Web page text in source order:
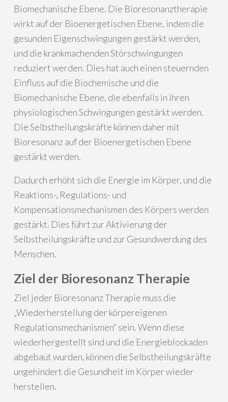
Biomechanische Ebene. Die Bioresonanztherapie
wirkt auf der Bioenergetischen Ebene, indem die
gesunden Eigenschwingungen gestärkt werden,
und die krankmachenden Störschwingungen
reduziert werden. Dies hat auch einen steuernden
Einfluss auf die Biochemische und die
Biomechanische Ebene, die ebenfalls in ihren
physiologischen Schwingungen gestärkt werden.
Die Selbstheilungskräfte können daher mit
Bioresonanz auf der Bioenergetischen Ebene
gestärkt werden.
Dadurch erhöht sich die Energie im Körper, und die
Reaktions-, Regulations- und
Kompensationsmechanismen des Körpers werden
gestärkt. Dies führt zur Aktivierung der
Selbstheilungskräfte und zur Gesundwerdung des
Menschen.
Ziel der Bioresonanz Therapie
Ziel jeder Bioresonanz Therapie muss die
„Wiederherstellung der körpereigenen
Regulationsmechanismen“ sein. Wenn diese
wiederhergestellt sind und die Energieblockaden
abgebaut wurden, können die Selbstheilungskräfte
ungehindert die Gesundheit im Körper wieder
herstellen.